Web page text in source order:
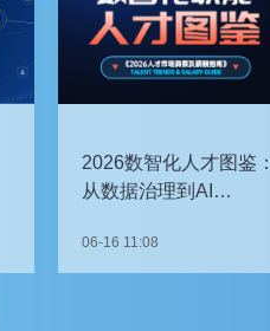
2026数智化人才图鉴：
从数据治理到AI
06-16 11:08